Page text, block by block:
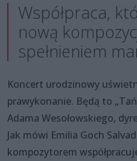
Współpraca,
nową
spełnieniem
Koncert urodzinowy
prawykonanie. Będą to
Adama Wesołowskiego,
Jak mówi Emilia Goch
kompozytorem